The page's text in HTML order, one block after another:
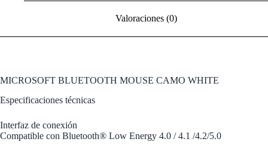
Valoraciones (0)
MICROSOFT BLUETOOTH MOUSE CAMO WHITE
Especificaciones técnicas
Interfaz de conexión
Compatible con Bluetooth® Low Energy 4.0 / 4.1 /4.2/5.0